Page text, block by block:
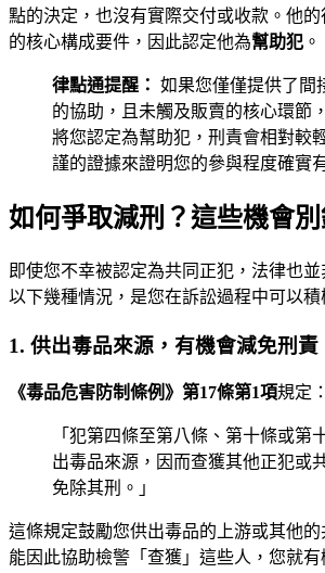
點的決定，也沒有實際交付或收款。他
的核心構成要件，因此認定他為幫助犯 。
律點通提醒： 如果您僅僅提供了間
的協助，且未觸及販賣的核心環節
將您認定為幫助犯，刑責會相對較
謹的證據來證明您的參與程度確實
如何爭取減刑？這些機會別
即使您不幸被認定為共同正犯，法律也並
以下幾種情況，是您在訴訟過程中可以積
1. 供出毒品來源，有機會減免刑責
《毒品危害防制條例》第17條第1項規定：
「犯第四條至第八條、第十條或第
出毒品來源，因而查獲其他正犯或
免除其刑。」
這條規定鼓勵您供出毒品的上游或其他
能因此協助檢警「查獲」這些人，您就